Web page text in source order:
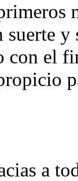
y
con el
a